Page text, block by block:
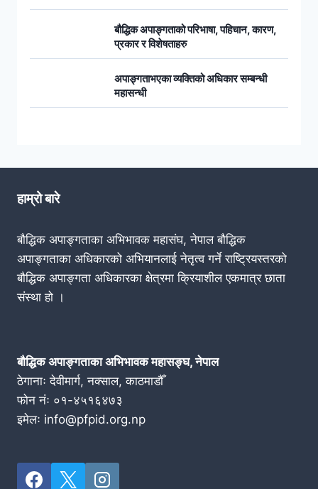
बौद्धिक अपाङ्गताको परिभाषा, पहिचान, कारण,
प्रकार र विशेषताहरु
अपाङ्गताभएका व्यक्तिको अधिकार सम्बन्धी
महासन्धी
हाम्रो बारे
बौद्धिक अपाङ्गताका अभिभावक महासंघ, नेपाल बौद्धिक
अपाङ्गताका अधिकारको अभियानलाई नेतृत्व गर्ने राष्ट्रियस्तरको
बौद्धिक अपाङ्गता अधिकारका क्षेत्रमा क्रियाशील एकमात्र छाता
संस्था हो ।
बौद्धिक अपाङ्गताका अभिभावक महासङ्घ, नेपाल
ठेगानाः देवीमार्ग, नक्साल, काठमाडौँ
फोन नंः ०१-४५१६४७३
इमेलः info@pfpid.org.np